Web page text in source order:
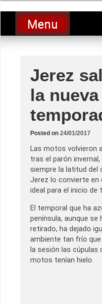
to
contentLucio
Menu
Jerez
la nueva
Posted on 24/01/2017
Las motos volvieron
tras el parón
siempre la latitud del
Jerez lo convierte en
ideal para el inicio de
El temporal que ha
península, aunque se
retirado, ha dejado
ambiente tan frío que
la sesión las cúpulas
motos tenían hielo.